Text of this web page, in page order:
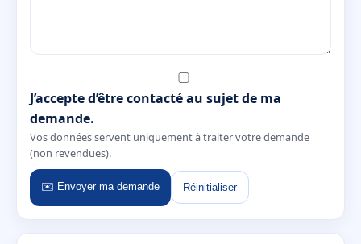
J’accepte d’être contacté au sujet de ma
demande.
Vos données servent uniquement à traiter votre demande
(non revendues).
✉️ Envoyer ma demande Réinitialiser